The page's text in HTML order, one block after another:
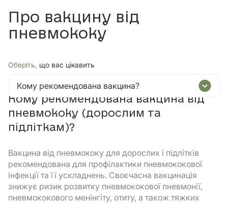
Про вакцину від
пневмококу
Оберіть, що вас цікавить
Кому рекомендована вакцина?
Кому рекомендована вакцина від
пневмококу (дорослим та
підліткам)?
Вакцина від пневмококу для дорослих і підлітків
рекомендована для профілактики пневмококової
інфекції та її ускладнень. Своєчасна вакцинація
знижує ризик розвитку пневмококової пневмонії,
пневмококового менінгіту, отиту, а також тяжких